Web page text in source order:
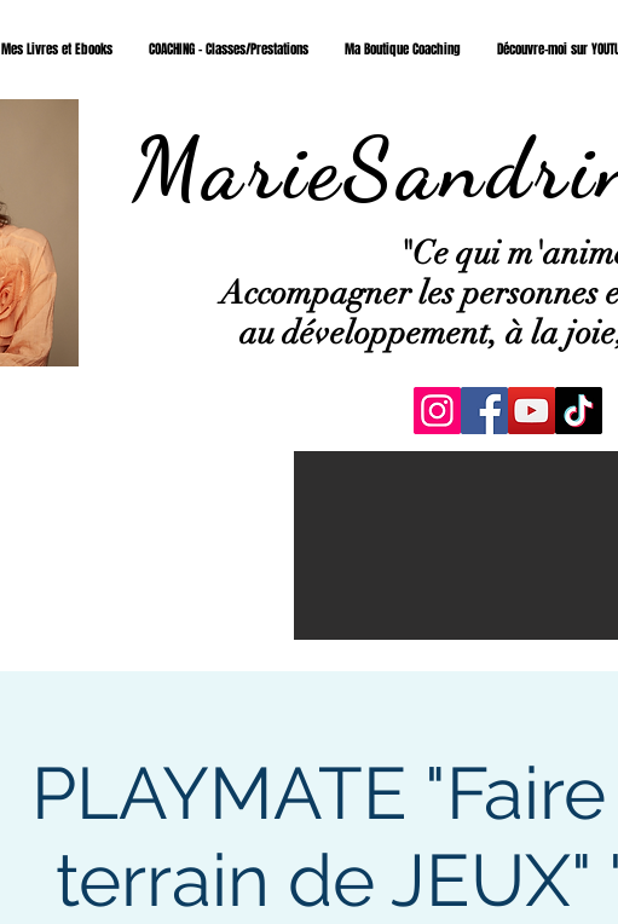
Mes Livres et Ebooks COACHING - Classes/Prestations Ma Boutique Coaching Découvre-moi sur
"Ce qui
Accompagner les personnes
au développement, à la
PLAYMATE
terrain de JEUX"